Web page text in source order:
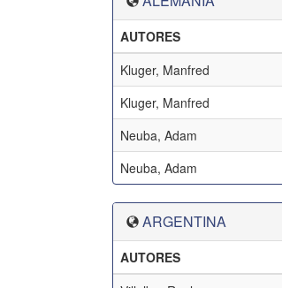
AUTORES
Kluger, Manfred
Kluger, Manfred
Neuba, Adam
Neuba, Adam
ARGENTINA
AUTORES